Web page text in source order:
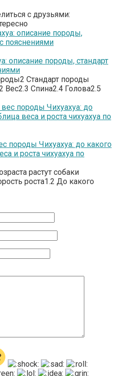
с друзьями:
описание породы, стандарт
Стандарт породы
Спина2.4 Голова2.5
породы Чихуахуа: до какого
и роста чихуахуа по
растут собаки
роста1.2 До какого